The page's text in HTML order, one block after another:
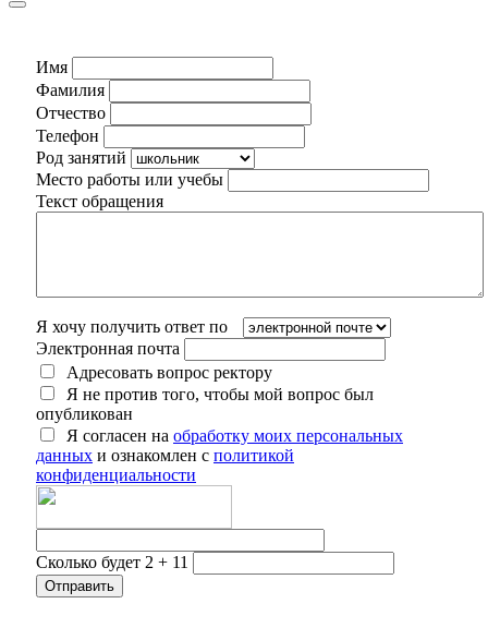
Имя
Фамилия
Отчество
Телефон
Род занятий
Место работы или учебы
Текст обращения
Я хочу получить ответ по
Электронная почта
Адресовать вопрос ректору
Я не против того, чтобы мой вопрос был
опубликован
Я согласен на обработку моих персональных
данных и ознакомлен с политикой
конфиденциальности
Сколько будет 2 + 11